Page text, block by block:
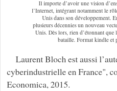
Il importe d’avoir une vision
l’Internet, intégrant notamment le
Unis dans son développement.
plusieurs décennies un nouveau
Unis. Dès lors, rien d’étonnant
bataille. Format kindle et
Laurent Bloch est aussi
cyberindustrielle en France",
Economica, 2015.